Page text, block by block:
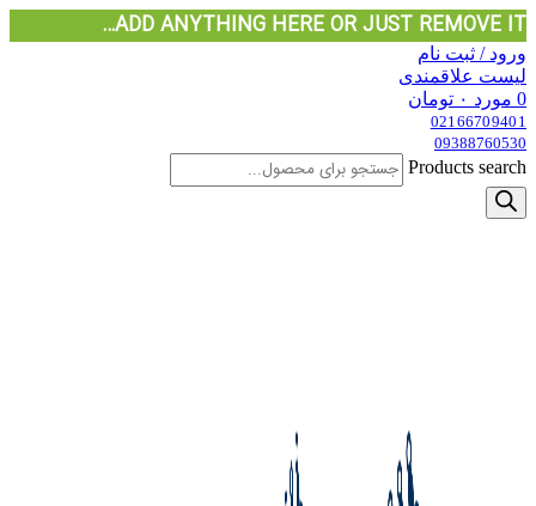
ADD ANYTHING HERE OR JUST REMOVE IT…
ورود / ثبت نام
لیست علاقمندی
0 مورد ۰ تومان
02166709401
09388760530
Products search